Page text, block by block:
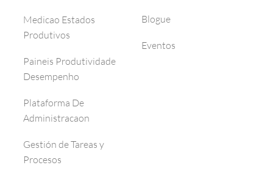
Medicao Estados
Produtivos
Paineis Produtividade
Desempenho
Plataforma De
Administracaon
Gestión de Tareas y
Procesos
Blogue
Eventos